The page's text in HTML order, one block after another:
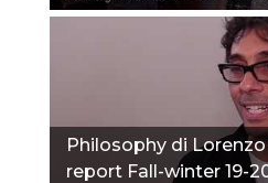
Philosophy di
report Fall-winter 19-